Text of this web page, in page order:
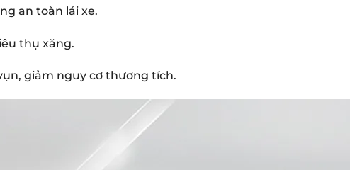
an toàn lái xe.
thụ xăng.
giảm nguy cơ thương tích.